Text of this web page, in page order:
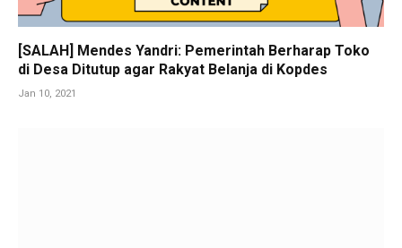
[SALAH] Mendes Yandri: Pemerintah Berharap Toko
di Desa Ditutup agar Rakyat Belanja di Kopdes
Jan 10, 2021